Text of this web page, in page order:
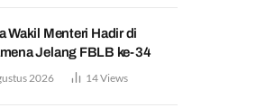
Wakil Menteri Hadir di
Jelang FBLB ke-34
2026 14Views